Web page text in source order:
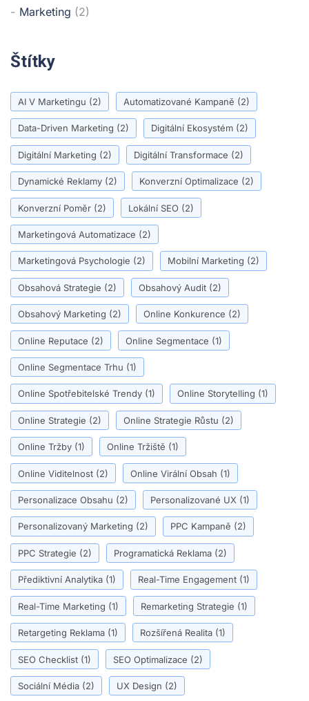
Marketing (2)
Štítky
AI V Marketingu (2) Automatizované Kampaně (2)
Data-Driven Marketing (2) Digitální Ekosystém (2)
Digitální Marketing (2) Digitální Transformace (2)
Dynamické Reklamy (2) Konverzní Optimalizace (2)
Konverzní Poměr (2) Lokální SEO (2)
Marketingová Automatizace (2)
Marketingová Psychologie (2) Mobilní Marketing (2)
Obsahová Strategie (2) Obsahový Audit (2)
Obsahový Marketing (2) Online Konkurence (2)
Online Reputace (2) Online Segmentace (1)
Online Segmentace Trhu (1)
Online Spotřebitelské Trendy (1) Online Storytelling (1)
Online Strategie (2) Online Strategie Růstu (2)
Online Tržby (1) Online Tržiště (1)
Online Viditelnost (2) Online Virální Obsah (1)
Personalizace Obsahu (2) Personalizované UX (1)
Personalizovaný Marketing (2) PPC Kampaně (2)
PPC Strategie (2) Programatická Reklama (2)
Přediktivní Analytika (1) Real-Time Engagement (1)
Real-Time Marketing (1) Remarketing Strategie (1)
Retargeting Reklama (1) Rozšířená Realita (1)
SEO Checklist (1) SEO Optimalizace (2)
Sociální Média (2) UX Design (2)